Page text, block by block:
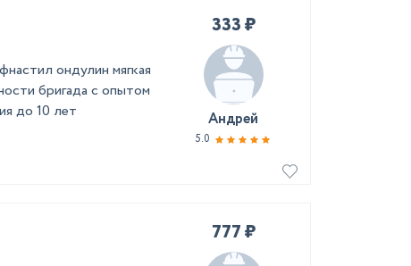
ондулин мягкая
бригада с опытом
до 10 лет
333 ₽
Андрей
5.0
777 ₽